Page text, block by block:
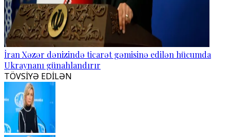
İran Xəzər dənizində ticarət gəmisinə edilən hücumda
Ukraynanı günahlandırır
TÖVSİYƏ EDİLƏN